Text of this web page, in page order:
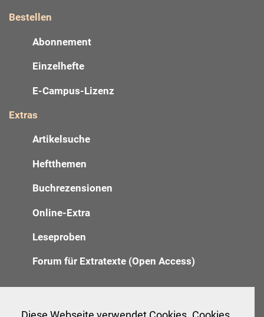
Bestellen
Abonnement
Einzelhefte
E-Campus-Lizenz
Extras
Artikelsuche
Heftthemen
Buchrezensionen
Online-Extra
Leseproben
Forum für Extratexte (Open Access)